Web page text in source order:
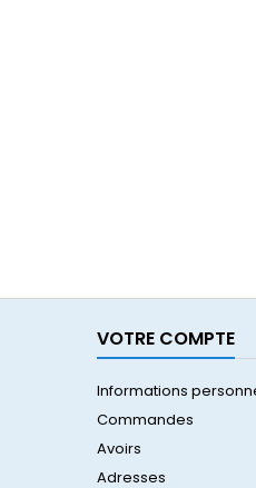
VOTRE COMPTE
Informations
Commandes
Avoirs
Adresses